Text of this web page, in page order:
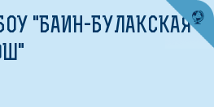
"БАИН-БУЛАКСКАЯ